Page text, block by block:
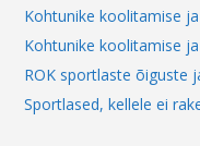
Kohtunike koolitamise
Kohtunike koolitamise
ROK sportlaste õiguste
Sportlased, kellele ei